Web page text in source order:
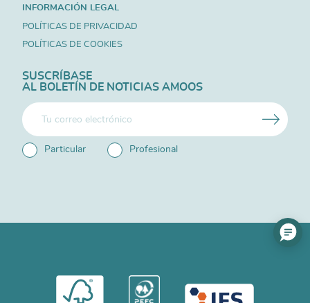
INFORMACIÓN LEGAL
POLÍTICAS DE PRIVACIDAD
POLÍTICAS DE COOKIES
SUSCRÍBASE
AL BOLETÍN DE NOTICIAS AMOOS
Particular Profesional